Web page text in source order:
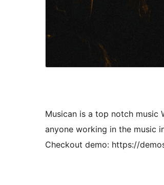
Musican is a top notch music
anyone working in the music
Checkout demo: https://